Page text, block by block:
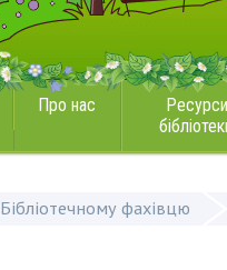
Про нас
Ресурси
Бібліотечному фахівцю